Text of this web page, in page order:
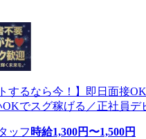
するなら今！】即日面接
でスグ稼げる／正社員デ
ッフ 時給1,300円〜1,500円